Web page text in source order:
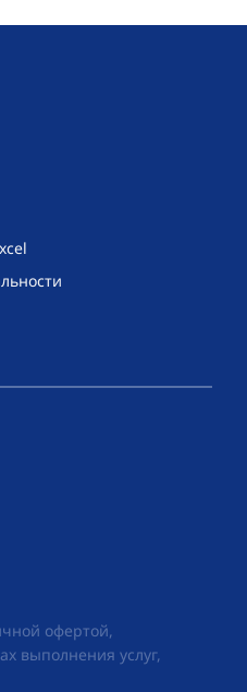
офертой,
выполнения услуг,